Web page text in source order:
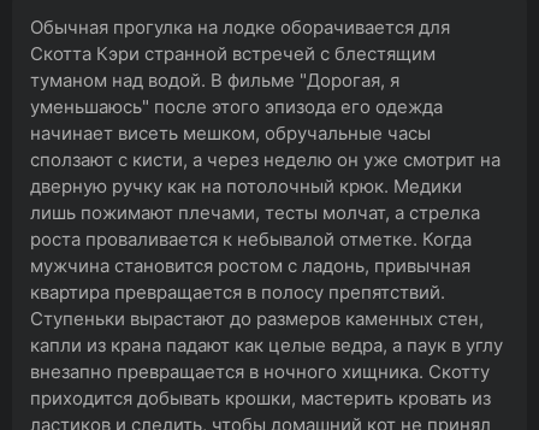
Обычная прогулка на лодке оборачивается для
Скотта Кэри странной встречей с блестящим
туманом над водой. В фильме "Дорогая, я
уменьшаюсь" после этого эпизода его одежда
начинает висеть мешком, обручальные часы
сползают с кисти, а через неделю он уже смотрит на
дверную ручку как на потолочный крюк. Медики
лишь пожимают плечами, тесты молчат, а стрелка
роста проваливается к небывалой отметке. Когда
мужчина становится ростом с ладонь, привычная
квартира превращается в полосу препятствий.
Ступеньки вырастают до размеров каменных стен,
капли из крана падают как целые ведра, а паук в углу
внезапно превращается в ночного хищника. Скотту
приходится добывать крошки, мастерить кровать из
ластиков и следить, чтобы домашний кот не принял